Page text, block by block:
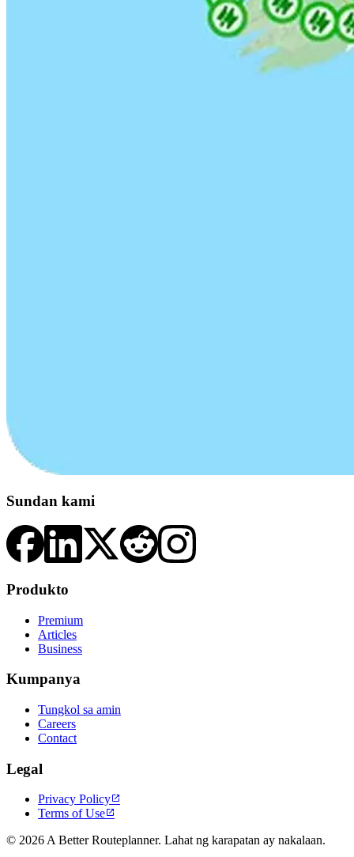
Sundan kami
Produkto
Premium
Articles
Business
Kumpanya
Tungkol sa amin
Careers
Contact
Legal
Privacy Policy
Terms of Use
© 2026 A Better Routeplanner. Lahat ng karapatan ay nakalaan.